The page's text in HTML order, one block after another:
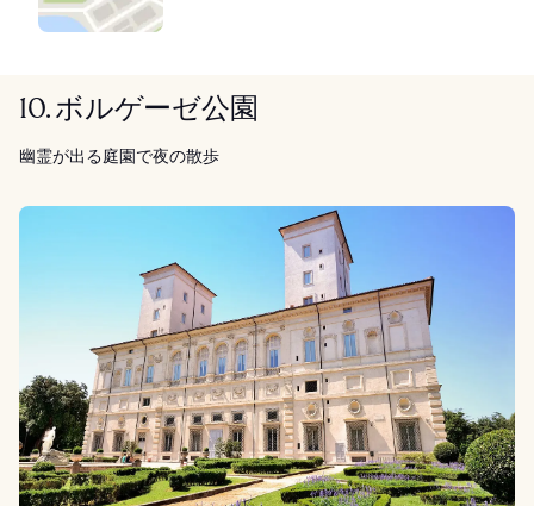
10. ボルゲーゼ公園
幽霊が出る庭園で夜の散歩